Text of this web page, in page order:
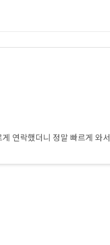
연락했더니 정말 빠르게 와